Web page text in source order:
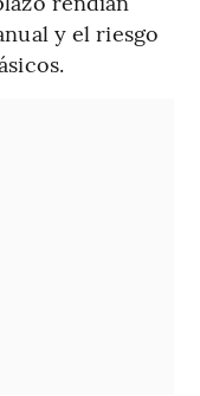
y el riesgo